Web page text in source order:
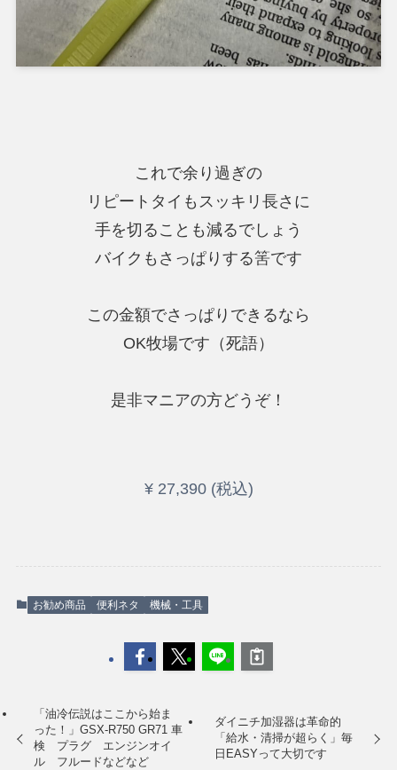
これで余り過ぎの
リピートタイもスッキリ長さに
手を切ることも減るでしょう
バイクもさっぱりする筈です
この金額でさっぱりできるなら
OK牧場です（死語）
是非マニアの方どうぞ！
¥ 27,390 (税込)
お勧め商品 便利ネタ 機械・工具
「油冷伝説はここから始ま
った！」GSX-R750 GR71 車
検 プラグ エンジンオイ
ル フルードなどなど
ダイニチ加湿器は革命的
「給水・清掃が超らく」毎
日EASYって大切です